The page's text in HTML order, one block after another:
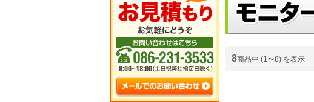
8商品中 (1〜8) を表示